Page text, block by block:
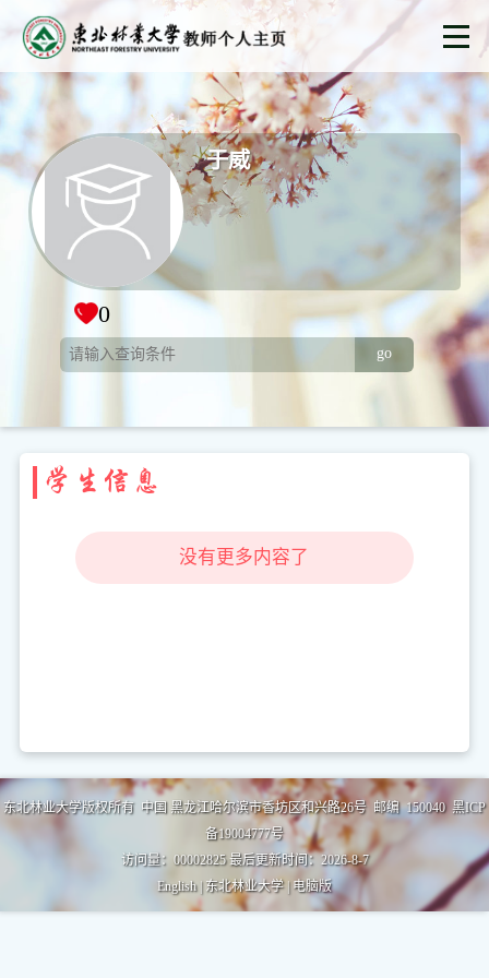
于威
0
go
学生信息
没有更多内容了
东北林业大学版权所有 中国 黑龙江哈尔滨市香坊区和兴路26号 邮编 150040 黑ICP
备19004777号
访问量： 00002825 最后更新时间：2026-8-7
English| 东北林业大学| 电脑版